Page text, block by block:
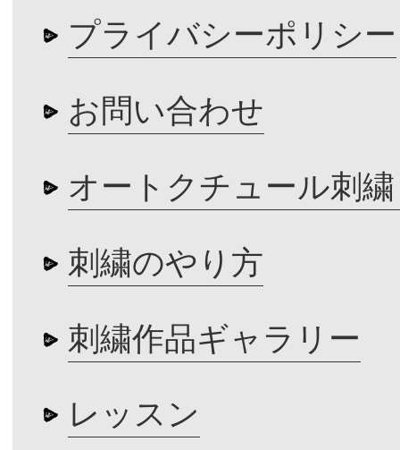
プライバシーポリシー
お問い合わせ
オートクチュール刺
刺繍のやり方
刺繍作品ギャラリー
レッスン